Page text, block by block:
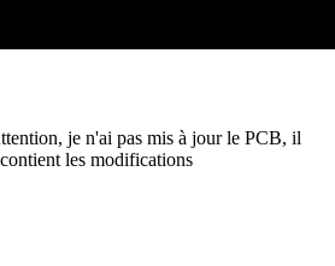
je n'ai pas mis à jour le PCB, il
les modifications